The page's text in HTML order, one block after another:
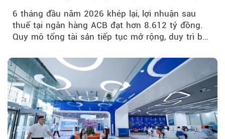
6 tháng đầu năm 2026 khép lại, lợi nhuận sau
thuế tại ngân hàng ACB đạt hơn 8.612 tỷ đồng.
Quy mô tổng tài sản tiếp tục mở rộng, duy trì bộ